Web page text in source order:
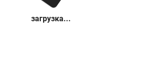
загрузка...